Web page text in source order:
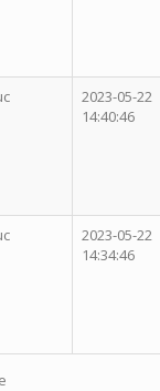
2023-05-22
14:40:46
2023-05-22
14:34:46